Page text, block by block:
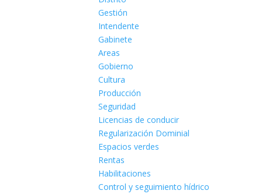
Gestión
Intendente
Gabinete
Areas
Gobierno
Cultura
Producción
Seguridad
Licencias de conducir
Regularización Dominial
Espacios verdes
Rentas
Habilitaciones
Control y seguimiento hídrico